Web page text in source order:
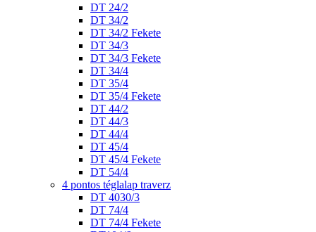
DT 24/2
DT 34/2
DT 34/2 Fekete
DT 34/3
DT 34/3 Fekete
DT 34/4
DT 35/4
DT 35/4 Fekete
DT 44/2
DT 44/3
DT 44/4
DT 45/4
DT 45/4 Fekete
DT 54/4
4 pontos téglalap traverz
DT 4030/3
DT 74/4
DT 74/4 Fekete